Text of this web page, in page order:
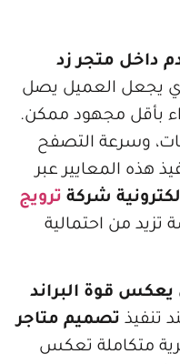
زد
يصل
ممكن.
التصفح
عبر
ترويج
البراند
متاجر
تعكس